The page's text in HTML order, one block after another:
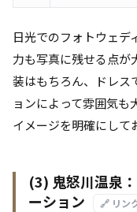
日光でのフォトウェデ
力も写真に残せる点が
装はもちろん、ドレス
ョンによって雰囲気
イメージを明確にして
(3) 鬼怒川温泉
ーション
🔗 リン